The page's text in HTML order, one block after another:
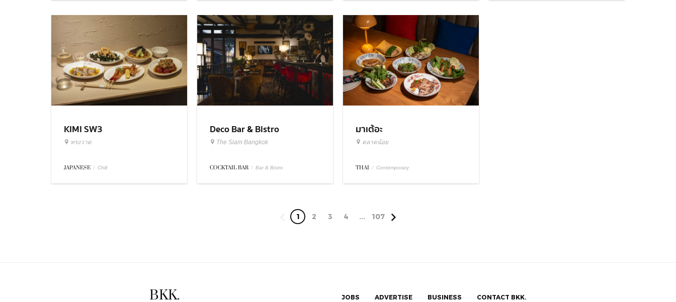
KIMI SW3
ทรงวาด
JAPANESE / Chill
Deco Bar & Bistro
The Siam Bangkok
COCKTAIL BAR / Bar & Bistro
มาเต้อะ
ตลาดน้อย
THAI / Contemporary
1 2 3 4 ... 107
BKK. JOBS ADVERTISE BUSINESS CONTACT BKK.